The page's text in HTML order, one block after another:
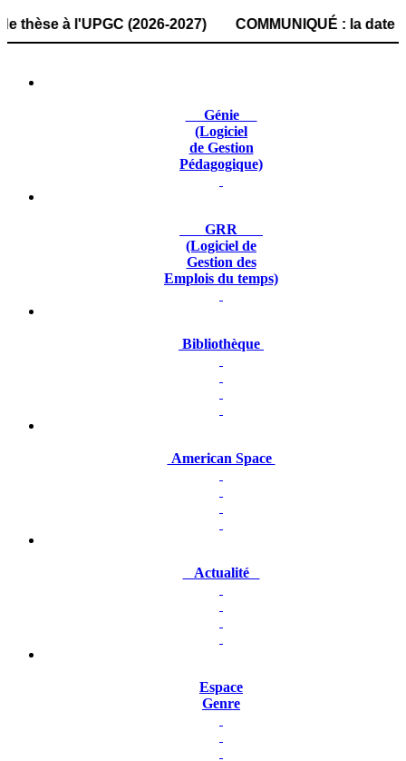
à l'UPGC (2026-2027) COMMUNIQUÉ : la date
Génie
(Logiciel
de Gestion
Pédagogique)
GRR
(Logiciel de
Gestion des
Emplois du temps)
Bibliothèque
American Space
Actualité
Espace
Genre